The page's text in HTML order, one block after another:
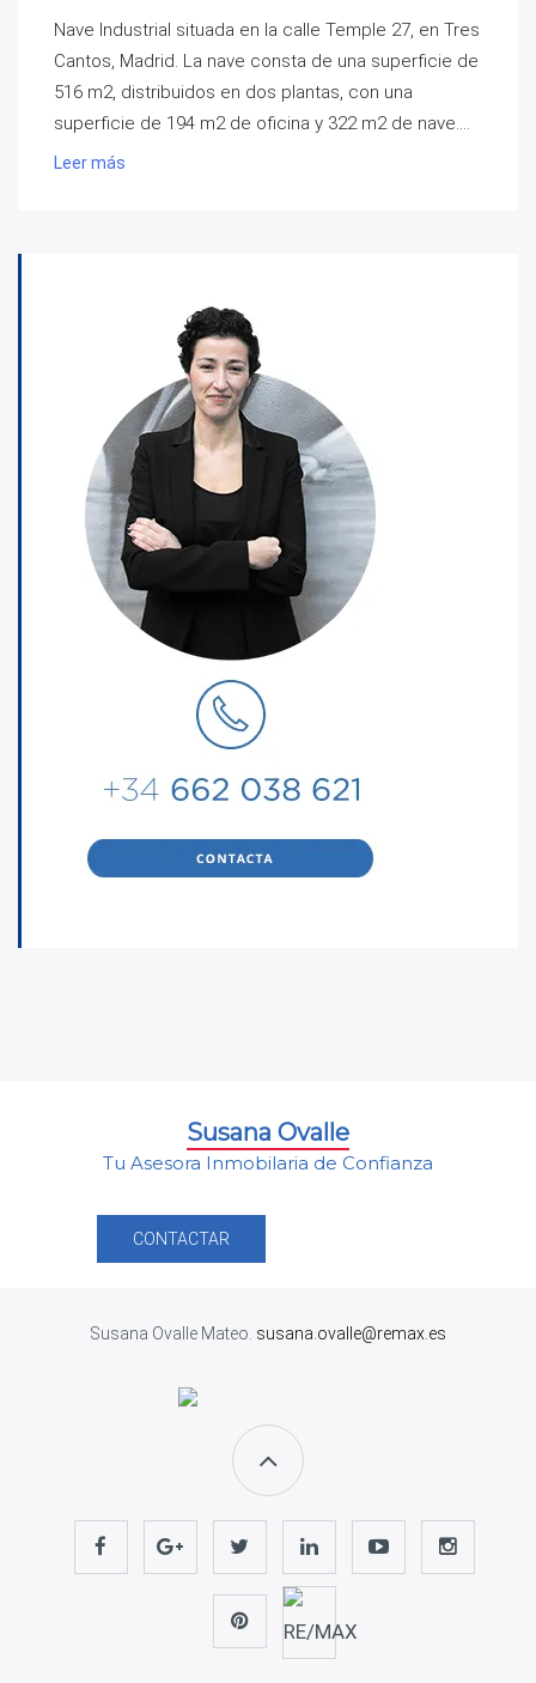
Nave Industrial situada en la calle Temple 27, en Tres
Cantos, Madrid. La nave consta de una superficie de
516 m2, distribuidos en dos plantas, con una
superficie de 194 m2 de oficina y 322 m2 de nave....
Leer más
Susana Ovalle
Tu Asesora Inmobilaria de Confianza
CONTACTAR
Susana Ovalle Mateo. susana.ovalle@remax.es